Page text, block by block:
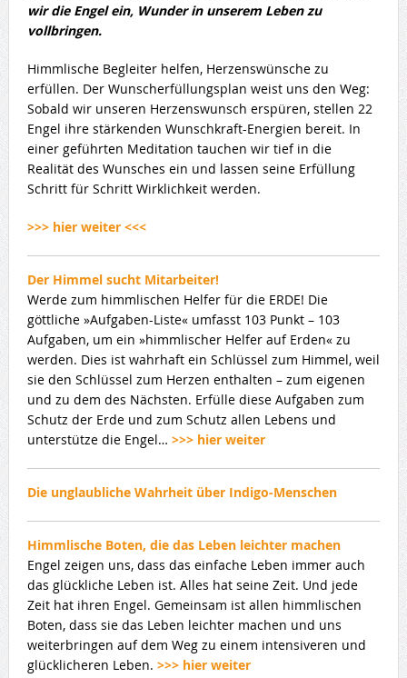
wir die Engel ein, Wunder in unserem Leben zu
vollbringen.
Himmlische Begleiter helfen, Herzenswünsche zu
erfüllen. Der Wunscherfüllungsplan weist uns den Weg:
Sobald wir unseren Herzenswunsch erspüren, stellen 22
Engel ihre stärkenden Wunschkraft-Energien bereit. In
einer geführten Meditation tauchen wir tief in die
Realität des Wunsches ein und lassen seine Erfüllung
Schritt für Schritt Wirklichkeit werden.
>>> hier weiter <<<
Der Himmel sucht Mitarbeiter!
Werde zum himmlischen Helfer für die ERDE! Die
göttliche »Aufgaben-Liste« umfasst 103 Punkt – 103
Aufgaben, um ein »himmlischer Helfer auf Erden« zu
werden. Dies ist wahrhaft ein Schlüssel zum Himmel, weil
sie den Schlüssel zum Herzen enthalten – zum eigenen
und zu dem des Nächsten. Erfülle diese Aufgaben zum
Schutz der Erde und zum Schutz allen Lebens und
unterstütze die Engel… >>> hier weiter
Die unglaubliche Wahrheit über Indigo-Menschen
Himmlische Boten, die das Leben leichter machen
Engel zeigen uns, dass das einfache Leben immer auch
das glückliche Leben ist. Alles hat seine Zeit. Und jede
Zeit hat ihren Engel. Gemeinsam ist allen himmlischen
Boten, dass sie das Leben leichter machen und uns
weiterbringen auf dem Weg zu einem intensiveren und
glücklicheren Leben. >>> hier weiter